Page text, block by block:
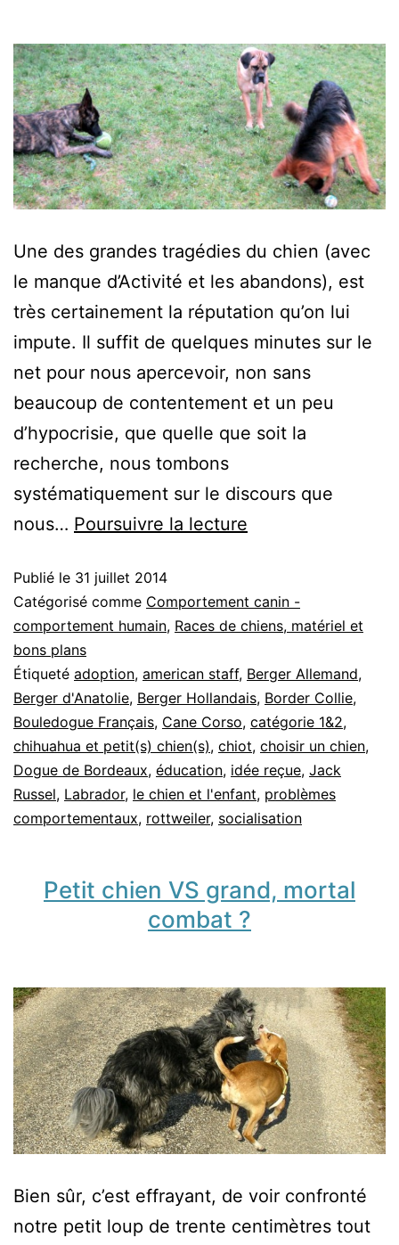
Une des grandes tragédies du chien (avec
le manque d’Activité et les abandons), est
très certainement la réputation qu’on lui
impute. Il suffit de quelques minutes sur le
net pour nous apercevoir, non sans
beaucoup de contentement et un peu
d’hypocrisie, que quelle que soit la
recherche, nous tombons
systématiquement sur le discours que
nous… Poursuivre la lecture
races »,
la
vérité
sur
les
caractéristiques
d’une
Publié le 31 juillet 2014
Catégorisé comme Comportement canin -
comportement humain, Races de chiens, matériel et
bons plans
Étiqueté adoption, american staff, Berger Allemand,
Berger d'Anatolie, Berger Hollandais, Border Collie,
Bouledogue Français, Cane Corso, catégorie 1&2,
chihuahua et petit(s) chien(s), chiot, choisir un chien,
Dogue de Bordeaux, éducation, idée reçue, Jack
Russel, Labrador, le chien et l'enfant, problèmes
comportementaux, rottweiler, socialisation
Petit chien VS grand, mortal
combat ?
Bien sûr, c’est effrayant, de voir confronté
notre petit loup de trente centimètres tout